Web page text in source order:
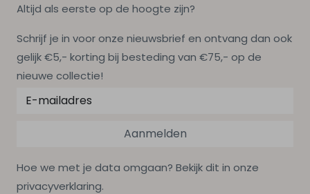
Altijd als eerste op de hoogte zijn?
Schrijf je in voor onze nieuwsbrief en ontvang dan ook
gelijk €5,- korting bij besteding van €75,- op de
nieuwe collectie!
Aanmelden
Hoe we met je data omgaan? Bekijk dit in onze
privacyverklaring.